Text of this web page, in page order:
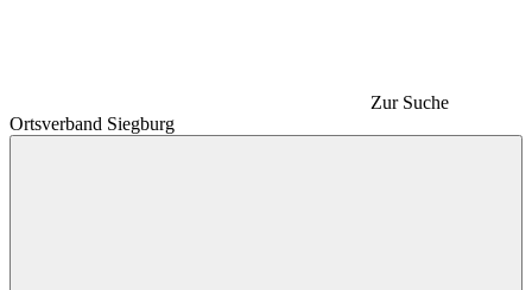
Zur Suche
Ortsverband Siegburg